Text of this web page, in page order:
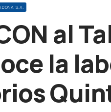
S.A.
al
la